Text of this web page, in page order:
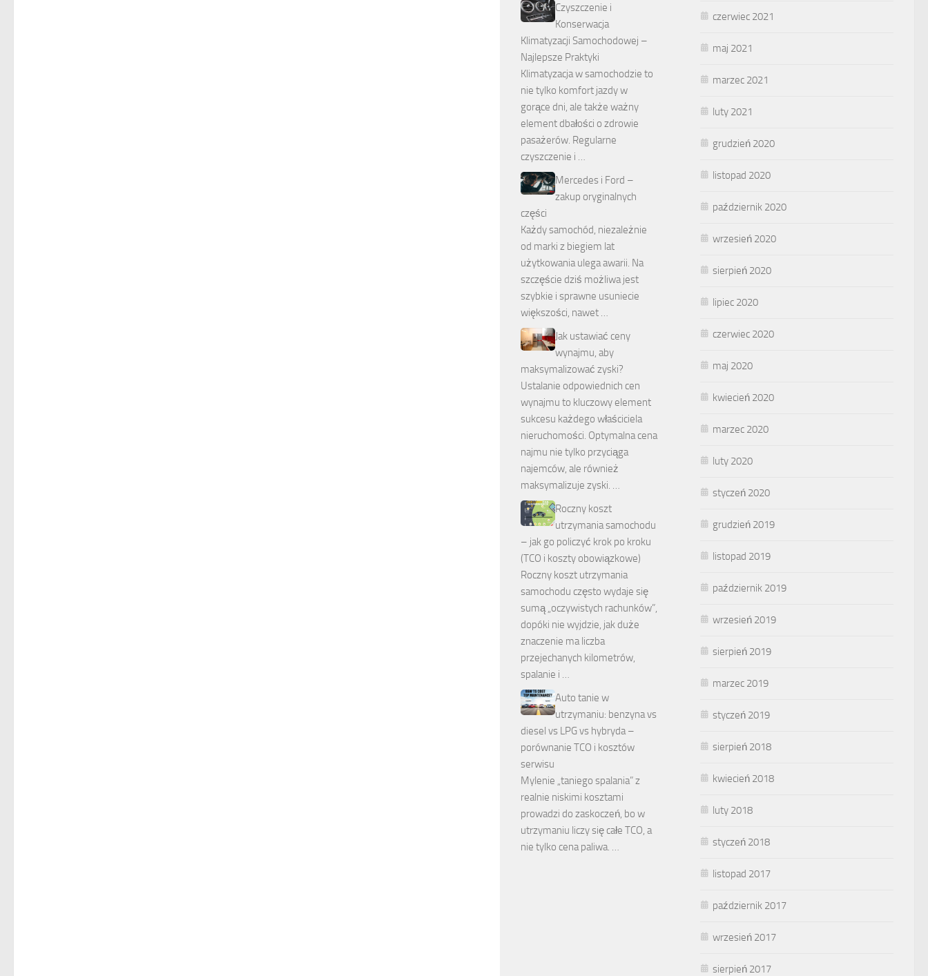
czerwiec 2021
maj 2021
marzec 2021
luty 2021
grudzień 2020
listopad 2020
październik 2020
wrzesień 2020
sierpień 2020
lipiec 2020
czerwiec 2020
maj 2020
kwiecień 2020
marzec 2020
luty 2020
styczeń 2020
grudzień 2019
listopad 2019
październik 2019
wrzesień 2019
sierpień 2019
marzec 2019
styczeń 2019
sierpień 2018
kwiecień 2018
luty 2018
styczeń 2018
listopad 2017
październik 2017
wrzesień 2017
sierpień 2017
Czyszczenie i
Konserwacja
Klimatyzacji Samochodowej –
Najlepsze Praktyki
Klimatyzacja w samochodzie to
nie tylko komfort jazdy w
gorące dni, ale także ważny
element dbałości o zdrowie
pasażerów. Regularne
czyszczenie i …
Mercedes i Ford –
zakup oryginalnych
części
Każdy samochód, niezależnie
od marki z biegiem lat
użytkowania ulega awarii. Na
szczęście dziś możliwa jest
szybkie i sprawne usuniecie
większości, nawet …
Jak ustawiać ceny
wynajmu, aby
maksymalizować zyski?
Ustalanie odpowiednich cen
wynajmu to kluczowy element
sukcesu każdego właściciela
nieruchomości. Optymalna cena
najmu nie tylko przyciąga
najemców, ale również
maksymalizuje zyski. …
Roczny koszt
utrzymania samochodu
– jak go policzyć krok po kroku
(TCO i koszty obowiązkowe)
Roczny koszt utrzymania
samochodu często wydaje się
sumą „oczywistych rachunków”,
dopóki nie wyjdzie, jak duże
znaczenie ma liczba
przejechanych kilometrów,
spalanie i …
Auto tanie w
utrzymaniu: benzyna vs
diesel vs LPG vs hybryda –
porównanie TCO i kosztów
serwisu
Mylenie „taniego spalania” z
realnie niskimi kosztami
prowadzi do zaskoczeń, bo w
utrzymaniu liczy się całe TCO, a
nie tylko cena paliwa. …